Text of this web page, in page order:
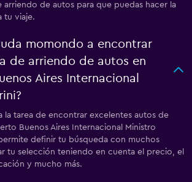
arriendo de autos para que puedas hacer la
tu viaje.
momondo a encontrar
de arriendo de autos en
Aires Internacional
la tarea de encontrar excelentes autos de
Buenos Aires Internacional Ministro
definir tu búsqueda con muchos
tu selección teniendo en cuenta el precio, el
y mucho más.